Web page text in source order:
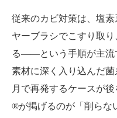
従来のカビ対策は、塩
ヤーブラシでこすり取
る――という手順が主流
素材に深く入り込んだ
月で再発するケースが
®が掲げるのが「削らな